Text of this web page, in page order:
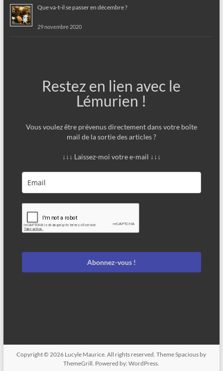
Que va-t-il se passer en décembre ?
29 novembre 2020
Restez en lien avec le
Lémurien !
Vous voulez être prévenus directement dans votre boîte
mail de la sortie des articles ?
↓↓↓ Laissez-moi votre e-mail ↓↓↓
Abonnez-vous !
Copyright © 2026 Lucyle Maurice. All rights reserved. ThemeSpacious by
ThemeGrill. Powered by:WordPress.